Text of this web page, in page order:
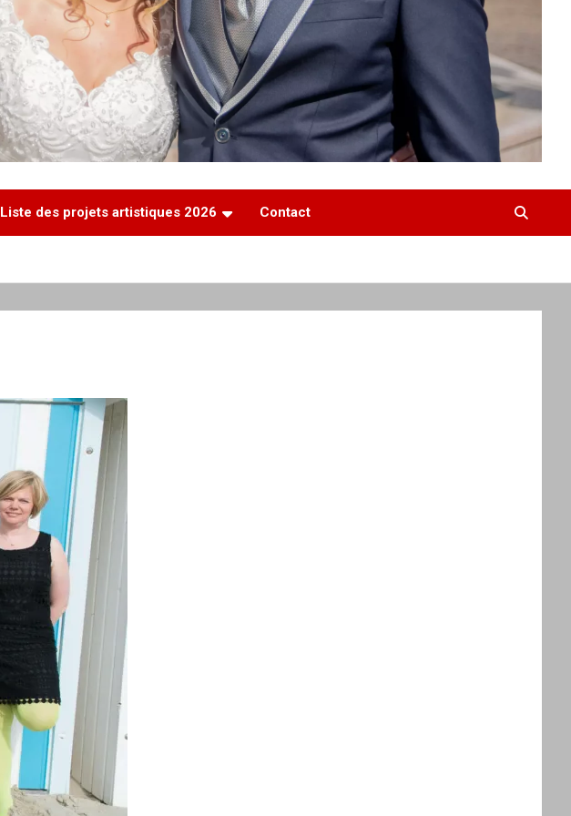
Liste des projets artistiques 2026 Contact